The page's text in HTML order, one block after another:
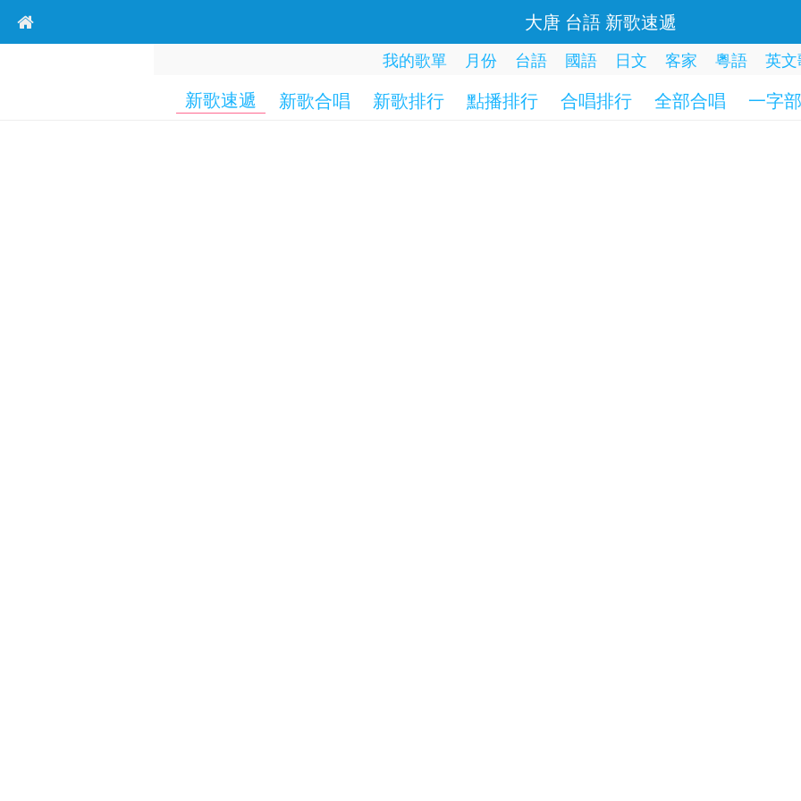
大唐 台語 新歌速遞
我的歌單 月份 台語 國語 日文 客家 粵語 英文
新歌速遞 新歌合唱 新歌排行 點播排行 合唱排行 全部合唱 一字部